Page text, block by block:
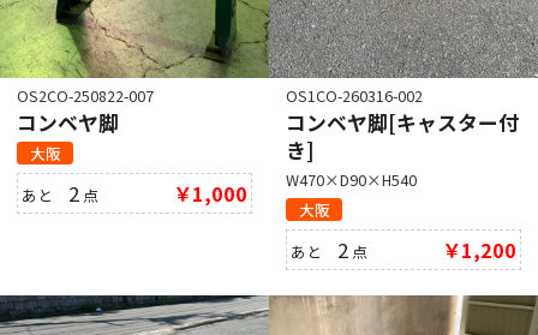
OS2CO-250822-007
コンベヤ脚
大阪
あと 2 点 ￥1,000
OS1CO-260316-002
コンベヤ脚[キャスター付
き]
W470×D90×H540
大阪
あと 2 点 ￥1,200